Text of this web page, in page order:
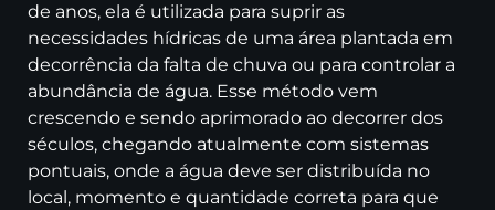
de anos, ela é utilizada para suprir as
necessidades hídricas de uma área plantada em
decorrência da falta de chuva ou para controlar a
abundância de água. Esse método vem
crescendo e sendo aprimorado ao decorrer dos
séculos, chegando atualmente com sistemas
pontuais, onde a água deve ser distribuída no
local, momento e quantidade correta para que